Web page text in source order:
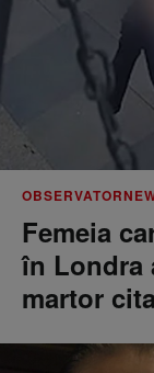
Femeia
în Londra
martor